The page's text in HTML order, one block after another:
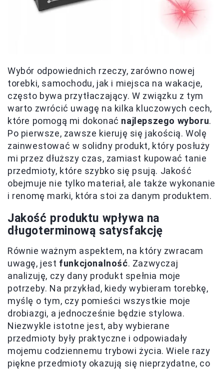
Wybór odpowiednich rzeczy, zarówno nowej
torebki, samochodu, jak i miejsca na wakacje,
często bywa przytłaczający. W związku z tym
warto zwrócić uwagę na kilka kluczowych cech,
które pomogą mi dokonać najlepszego wyboru.
Po pierwsze, zawsze kieruję się jakością. Wolę
zainwestować w solidny produkt, który posłuży
mi przez dłuższy czas, zamiast kupować tanie
przedmioty, które szybko się psują. Jakość
obejmuje nie tylko materiał, ale także wykonanie
i renomę marki, która stoi za danym produktem.
Jakość produktu wpływa na
długoterminową satysfakcję
Równie ważnym aspektem, na który zwracam
uwagę, jest funkcjonalność. Zazwyczaj
analizuję, czy dany produkt spełnia moje
potrzeby. Na przykład, kiedy wybieram torebkę,
myślę o tym, czy pomieści wszystkie moje
drobiazgi, a jednocześnie będzie stylowa.
Niezwykle istotne jest, aby wybierane
przedmioty były praktyczne i odpowiadały
mojemu codziennemu trybowi życia. Wiele razy
piękne przedmioty okazują się nieprzydatne, co